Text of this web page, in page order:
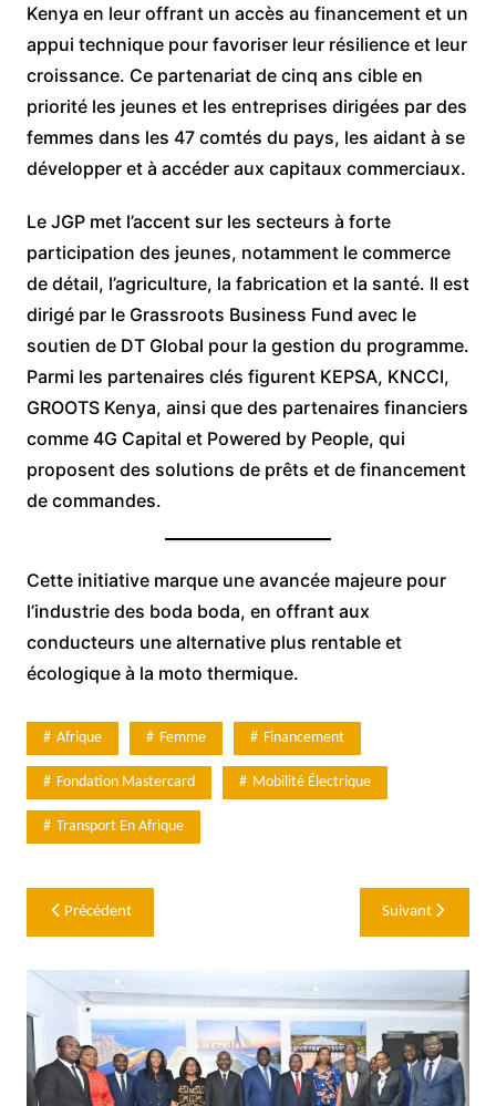
Kenya en leur offrant un accès au financement et un
appui technique pour favoriser leur résilience et leur
croissance. Ce partenariat de cinq ans cible en
priorité les jeunes et les entreprises dirigées par des
femmes dans les 47 comtés du pays, les aidant à se
développer et à accéder aux capitaux commerciaux.
Le JGP met l’accent sur les secteurs à forte
participation des jeunes, notamment le commerce
de détail, l’agriculture, la fabrication et la santé. Il est
dirigé par le Grassroots Business Fund avec le
soutien de DT Global pour la gestion du programme.
Parmi les partenaires clés figurent KEPSA, KNCCI,
GROOTS Kenya, ainsi que des partenaires financiers
comme 4G Capital et Powered by People, qui
proposent des solutions de prêts et de financement
de commandes.
Cette initiative marque une avancée majeure pour
l’industrie des boda boda, en offrant aux
conducteurs une alternative plus rentable et
écologique à la moto thermique.
Afrique Femme Financement
Fondation Mastercard Mobilité Électrique
Transport En Afrique
Navigation
de
l’article
Précédent Suivant